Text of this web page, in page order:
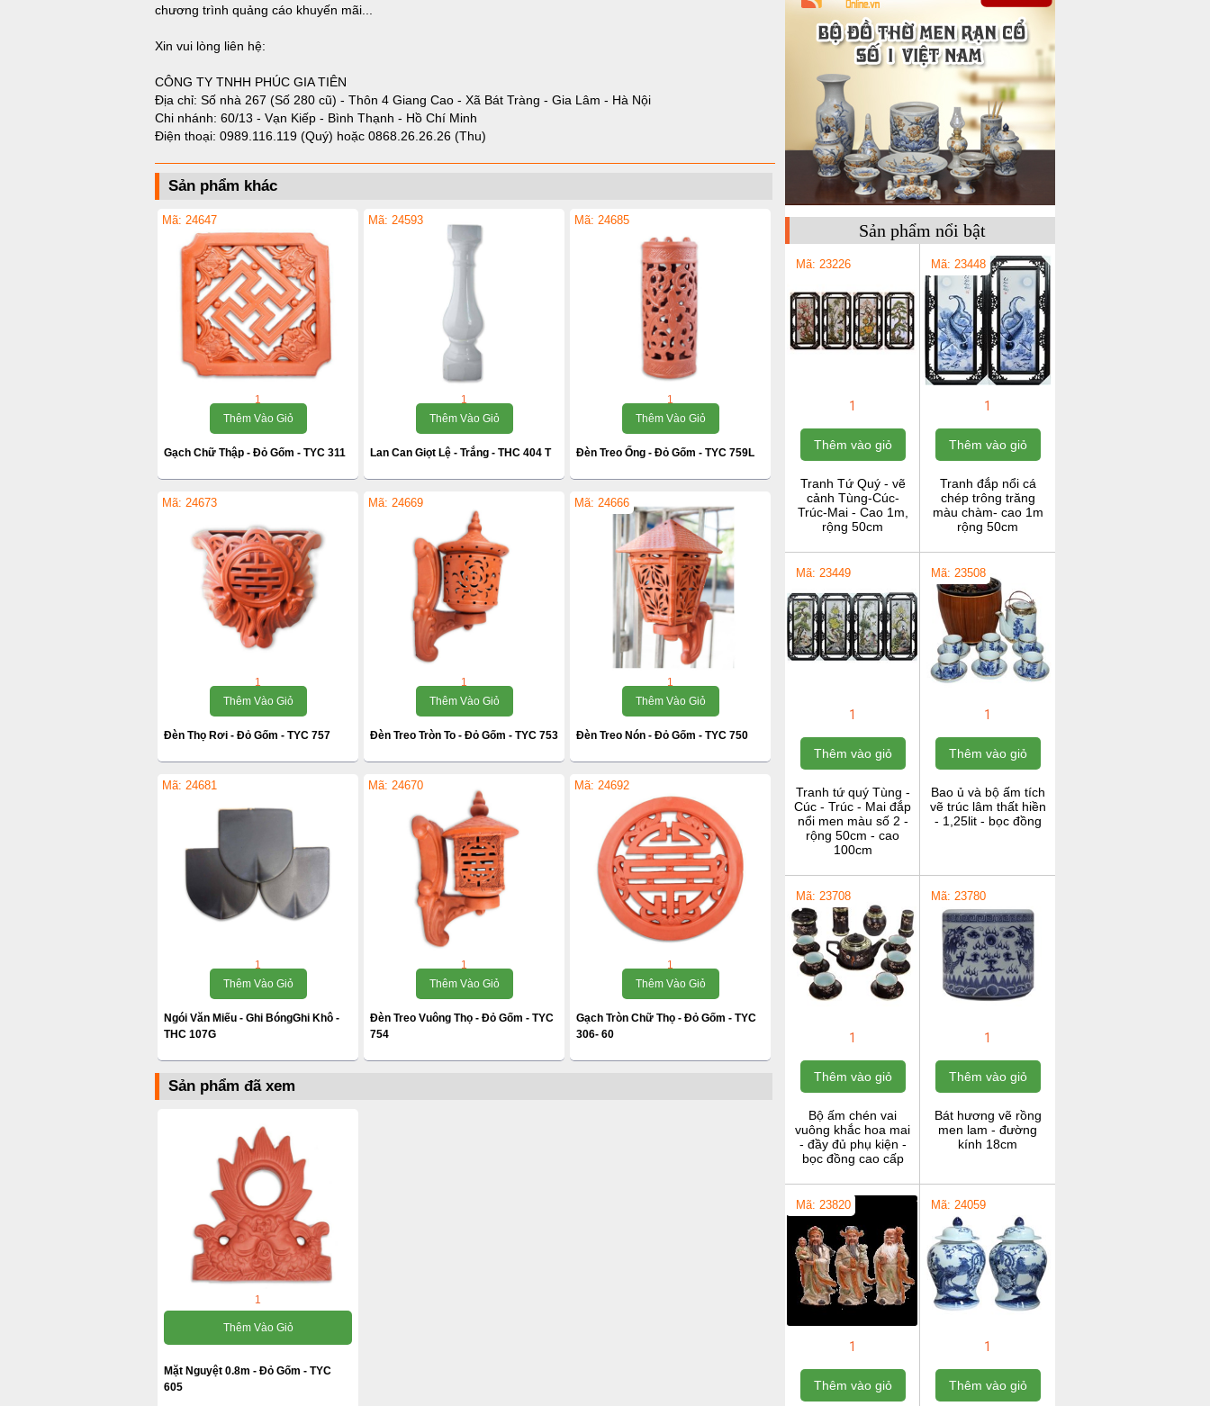
chương trình quảng cáo khuyến mãi...
Xin vui lòng liên hệ:
CÔNG TY TNHH PHÚC GIA TIÊN
Địa chỉ: Số nhà 267 (Số 280 cũ) - Thôn 4 Giang Cao - Xã Bát Tràng - Gia Lâm - Hà Nội
Chi nhánh: 60/13 - Vạn Kiếp - Bình Thạnh - Hồ Chí Minh
Điện thoại: 0989.116.119 (Quý) hoặc 0868.26.26.26 (Thu)
Sản phẩm khác
Mã: 24647
1
Thêm Vào Giỏ
Gạch Chữ Thập - Đỏ Gốm - TYC 311
Mã: 24593
1
Thêm Vào Giỏ
Lan Can Giọt Lệ - Trắng - THC 404 T
Mã: 24685
1
Thêm Vào Giỏ
Đèn Treo Ống - Đỏ Gốm - TYC 759L
Mã: 24673
1
Thêm Vào Giỏ
Đèn Thọ Rơi - Đỏ Gốm - TYC 757
Mã: 24669
1
Thêm Vào Giỏ
Đèn Treo Tròn To - Đỏ Gốm - TYC 753
Mã: 24666
1
Thêm Vào Giỏ
Đèn Treo Nón - Đỏ Gốm - TYC 750
Mã: 24681
1
Thêm Vào Giỏ
Ngói Văn Miếu - Ghi BóngGhi Khô -
THC 107G
Mã: 24670
1
Thêm Vào Giỏ
Đèn Treo Vuông Thọ - Đỏ Gốm - TYC
754
Mã: 24692
1
Thêm Vào Giỏ
Gạch Tròn Chữ Thọ - Đỏ Gốm - TYC
306- 60
Sản phẩm đã xem
1
Thêm Vào Giỏ
Mặt Nguyệt 0.8m - Đỏ Gốm - TYC
605
Sản phẩm nổi bật
Mã: 23226
1
Thêm vào giỏ
Tranh Tứ Quý - vẽ
cảnh Tùng-Cúc-
Trúc-Mai - Cao 1m,
rộng 50cm
Mã: 23448
1
Thêm vào giỏ
Tranh đắp nổi cá
chép trông trăng
màu chàm- cao 1m
rộng 50cm
Mã: 23449
1
Thêm vào giỏ
Tranh tứ quý Tùng -
Cúc - Trúc - Mai đắp
nổi men màu số 2 -
rộng 50cm - cao
100cm
Mã: 23508
1
Thêm vào giỏ
Bao ủ và bộ ấm tích
vẽ trúc lâm thất hiền
- 1,25lit - bọc đồng
Mã: 23708
1
Thêm vào giỏ
Bộ ấm chén vai
vuông khắc hoa mai
- đầy đủ phụ kiện -
bọc đồng cao cấp
Mã: 23780
1
Thêm vào giỏ
Bát hương vẽ rồng
men lam - đường
kính 18cm
Mã: 23820
1
Thêm vào giỏ
Mã: 24059
1
Thêm vào giỏ